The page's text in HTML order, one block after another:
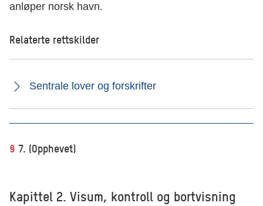
anløper norsk havn.
Relaterte rettskilder
Sentrale lover og forskrifter
§ 7. (Opphevet)
Kapittel 2. Visum, kontroll og bortvisning